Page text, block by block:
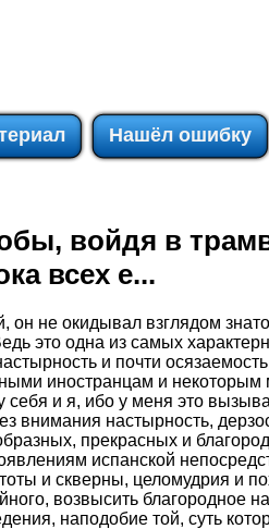
Нашёл ошибку
войдя в
всех е...
он не окидывал взглядом
это одна из самых
и почти
иностранцам и некоторым
себя и я, ибо у меня это
внимания настырность,
прекрасных и
испанской
и скверны, целомудрия и
возвысить благородное
наподобие той, суть